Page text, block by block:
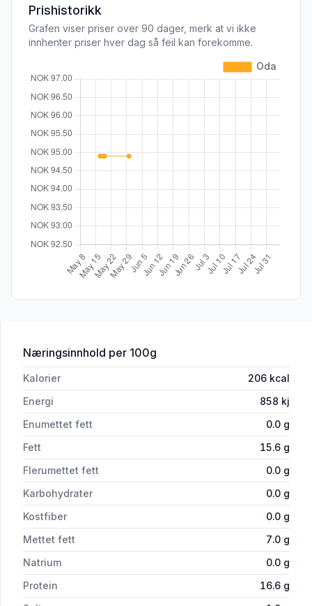
Prishistorikk
Grafen viser priser over 90 dager, merk at vi ikke
innhenter priser hver dag så feil kan forekomme.
Næringsinnhold for 'Kjøttdeig halal Fryst, 500 g'
per 100g
Kalorier 206 kcal
Energi
858 kj
Enumettet fett
0.0 g
Fett
15.6 g
Flerumettet fett
0.0 g
Karbohydrater
0.0 g
Kostfiber
0.0 g
Mettet fett
7.0 g
Natrium
0.0 g
Protein
16.6 g